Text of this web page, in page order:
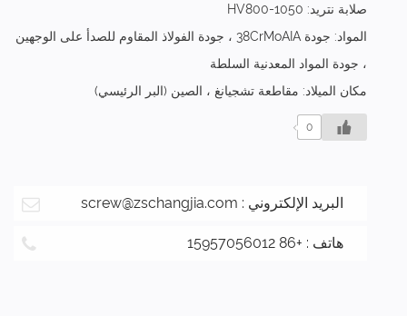
صلابة نتريد: HV800-1050
المواد: جودة 38CrMoAIA ، جودة الفولاذ المقاوم للصدأ على الوجهين
، جودة المواد المعدنية السلطة
مكان الميلاد: مقاطعة تشجيانغ ، الصين (البر الرئيسي)
0
البريد الإلكتروني : screw@zschangjia.com
هاتف : +86 15957056012